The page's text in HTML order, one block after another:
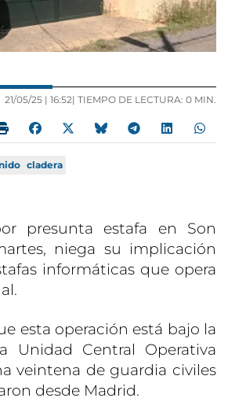
21/05/25 | 16:52| TIEMPO DE LECTURA: 0 MIN.
cladera
presunta estafa en Son
niega su implicación
informáticas que opera
esta operación está bajo la
Unidad Central Operativa
veintena de guardia civiles
desde Madrid.